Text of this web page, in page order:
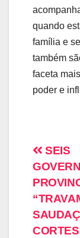
quando
família e
também
faceta
poder e
SEIS